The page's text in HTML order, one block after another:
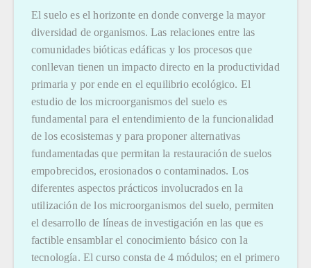
El suelo es el horizonte en donde converge la mayor
diversidad de organismos. Las relaciones entre las
comunidades bióticas edáficas y los procesos que
conllevan tienen un impacto directo en la productividad
primaria y por ende en el equilibrio ecológico. El
estudio de los microorganismos del suelo es
fundamental para el entendimiento de la funcionalidad
de los ecosistemas y para proponer alternativas
fundamentadas que permitan la restauración de suelos
empobrecidos, erosionados o contaminados. Los
diferentes aspectos prácticos involucrados en la
utilización de los microorganismos del suelo, permiten
el desarrollo de líneas de investigación en las que es
factible ensamblar el conocimiento básico con la
tecnología. El curso consta de 4 módulos; en el primero